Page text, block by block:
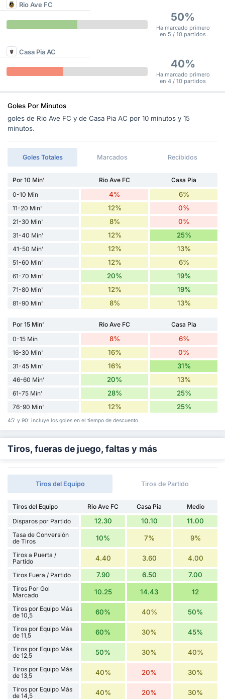
Rio Ave FC
50%
Ha marcado primero
en 5 / 10 partidos
Casa Pia AC
40%
Ha marcado primero
en 4 / 10 partidos
Goles Por Minutos
goles de Rio Ave FC y de Casa Pia AC por 10 minutos y 15
minutos.
Goles Totales Marcados Recibidos
Por 10 Min' Rio Ave FC
Casa Pia
0-10 Min
4% 6%
11-20 Min' 12% 0%
21-30 Min' 8% 0%
31-40 Min' 12% 25%
41-50 Min' 12% 13%
51-60 Min' 12% 6%
61-70 Min' 20% 19%
71-80 Min' 12% 19%
81-90 Min' 8% 13%
Por 15 Min' Rio Ave FC
Casa Pia
0-15 Min
8% 6%
16-30 Min' 16% 0%
31-45 Min' 16% 31%
46-60 Min' 20% 13%
61-75 Min' 28% 25%
76-90 Min' 12% 25%
45' y 90' incluye los goles en el tiempo de descuento.
Tiros, fueras de juego, faltas y más
Tiros del Equipo Tiros de Partido
Tiros del Equipo Rio Ave FC Casa Pia
Medio
Disparos por Partido
12.30 10.10 11.00
Tasa de Conversión
de Tiros
10% 7% 9%
Tiros a Puerta /
Partido
4.40 3.60 4.00
Tiros Fuera / Partido 7.90 6.50 7.00
Tiros Por Gol
Marcado
10.25 14.43 12
Tiros por Equipo Más
de 10,5
60% 40% 50%
Tiros por Equipo Más
de 11,5
60% 30% 45%
Tiros por Equipo Más
de 12,5
50% 30% 40%
Tiros por Equipo Más
de 13,5
40% 20% 30%
Tiros por Equipo Más
de 14,5
40% 20% 30%